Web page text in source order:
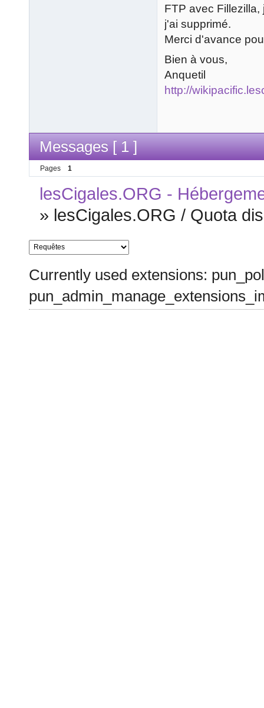
FTP avec
j'ai supprimé.
Merci d'avance
Bien à vous,
Anquetil
http://
Messages [ 1 ]
Pages 1
lesCigales.ORG -
» lesCigales.ORG / Quota
Currently used extensions: